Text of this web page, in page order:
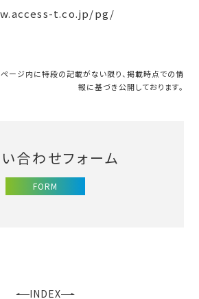
t.co.jp/pg/
ージ内に特段の記載がない限り、掲載時点での情
報に基づき公開しております。
合わせフォーム
FORM
INDEX